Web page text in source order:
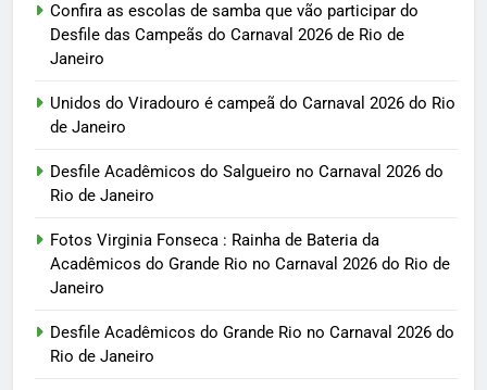
Confira as escolas de samba que vão participar do
Desfile das Campeãs do Carnaval 2026 de Rio de
Janeiro
Unidos do Viradouro é campeã do Carnaval 2026 do Rio
de Janeiro
Desfile Acadêmicos do Salgueiro no Carnaval 2026 do
Rio de Janeiro
Fotos Virginia Fonseca : Rainha de Bateria da
Acadêmicos do Grande Rio no Carnaval 2026 do Rio de
Janeiro
Desfile Acadêmicos do Grande Rio no Carnaval 2026 do
Rio de Janeiro